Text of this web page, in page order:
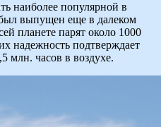
наиболее популярной в
выпущен еще в далеком
планете парят около 1000
надежность подтверждает
млн. часов в воздухе.